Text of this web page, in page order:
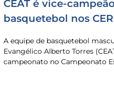
CEAT é vice-
basquetebol nos
A equipe de basquetebol
Evangélico Alberto Torres
campeonato no Campeonato